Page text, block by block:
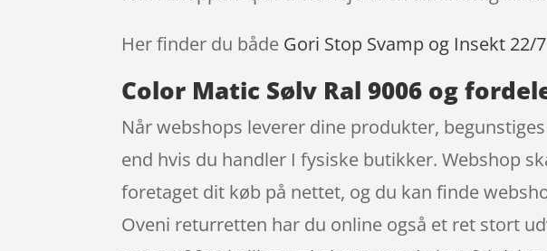
Her finder du både Gori Stop Svamp og Insekt 22/7
Color Matic Sølv Ral 9006 og
Når webshops leverer dine produkter,
end hvis du handler I fysiske butikker. Webshop
foretaget dit køb på nettet, og du kan finde
Oveni returretten har du online også et ret stort